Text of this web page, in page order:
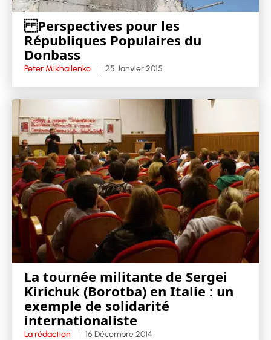
Perspectives pour les
Républiques Populaires du
Donbass
Peter Mikhailenko 25 Janvier 2015
La tournée militante de Sergei
Kirichuk (Borotba) en Italie : un
exemple de solidarité
internationaliste
La rédaction 16 Décembre 2014